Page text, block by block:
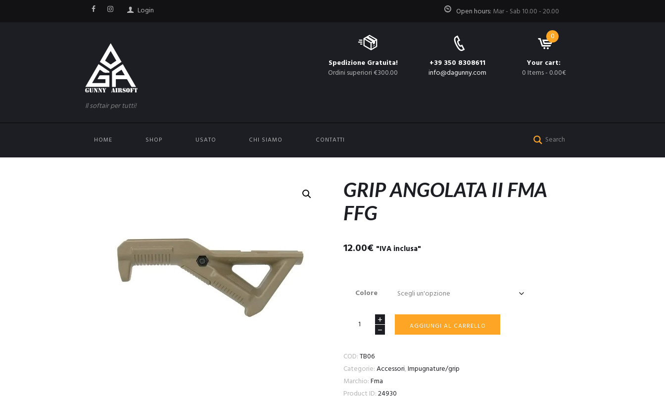
Login Open hours: Mar - Sab 10.00 - 20.00
Il softair per tutti!
Spedizione Gratuita!
Ordini superiori €300.00
+39 350 8308611
info@dagunny.com
0
Your cart:
0 Items- 0.00€
HOME SHOP USATO CHI SIAMO CONTATTI
GRIP ANGOLATA II FMA
FFG
12.00€ "IVA inclusa"
Colore
ANGOLATA
FMA
FFG
quantità
AGGIUNGI AL CARRELLO
COD:TB06
Categorie:Accessori,Impugnature/grip
Marchio:Fma
Product ID:24930